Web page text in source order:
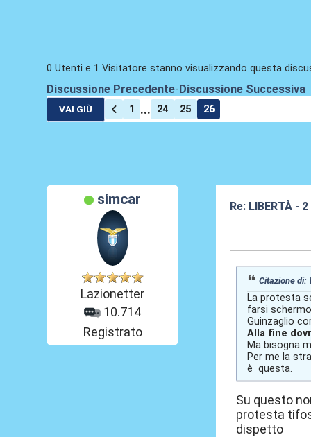
0 Utenti e 1 Visitatore stanno visualizzando questa
Discussione Precedente- Discussione Successiva
VAI GIÙ 1 ... 24 25 26
simcar
Lazionetter
10.714
Registrato
Re: LIBERTÀ -
Citazione di:
La protesta
farsi
Guinzaglio
Alla fine
Ma bisogna
Per me la
è questa.
Su questo
protesta
dispetto